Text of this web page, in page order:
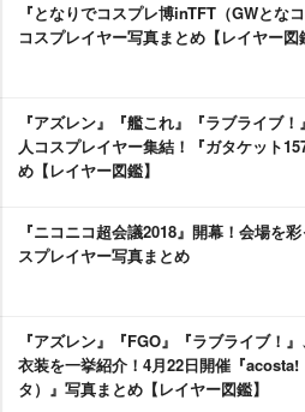
『となりでコスプレ博inTFT（GWとな
コスプレイヤー写真まとめ【レイヤー図
『アズレン』『艦これ』『ラブライブ
人コスプレイヤー集結！『ガタケット
め【レイヤー図鑑】
『ニコニコ超会議2018』開幕！会場を
スプレイヤー写真まとめ
『アズレン』『FGO』『ラブライブ！
衣装を一挙紹介！4月22日開催『acosta!
タ）』写真まとめ【レイヤー図鑑】